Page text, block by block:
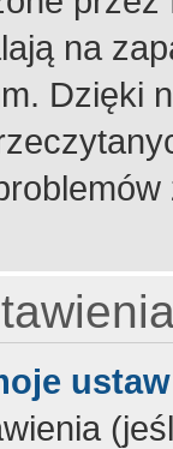
na
Dzięki